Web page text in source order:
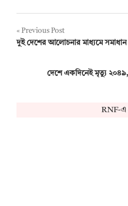
Post
Previous Post
দুই দেশের আলোচনার মাধ্যমে
দেশে একদিনেই মৃত্যু
RNF-এ